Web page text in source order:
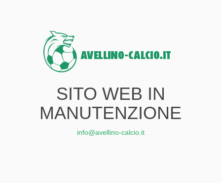
SITO WEB IN
MANUTENZIONE
info@avellino-calcio.it